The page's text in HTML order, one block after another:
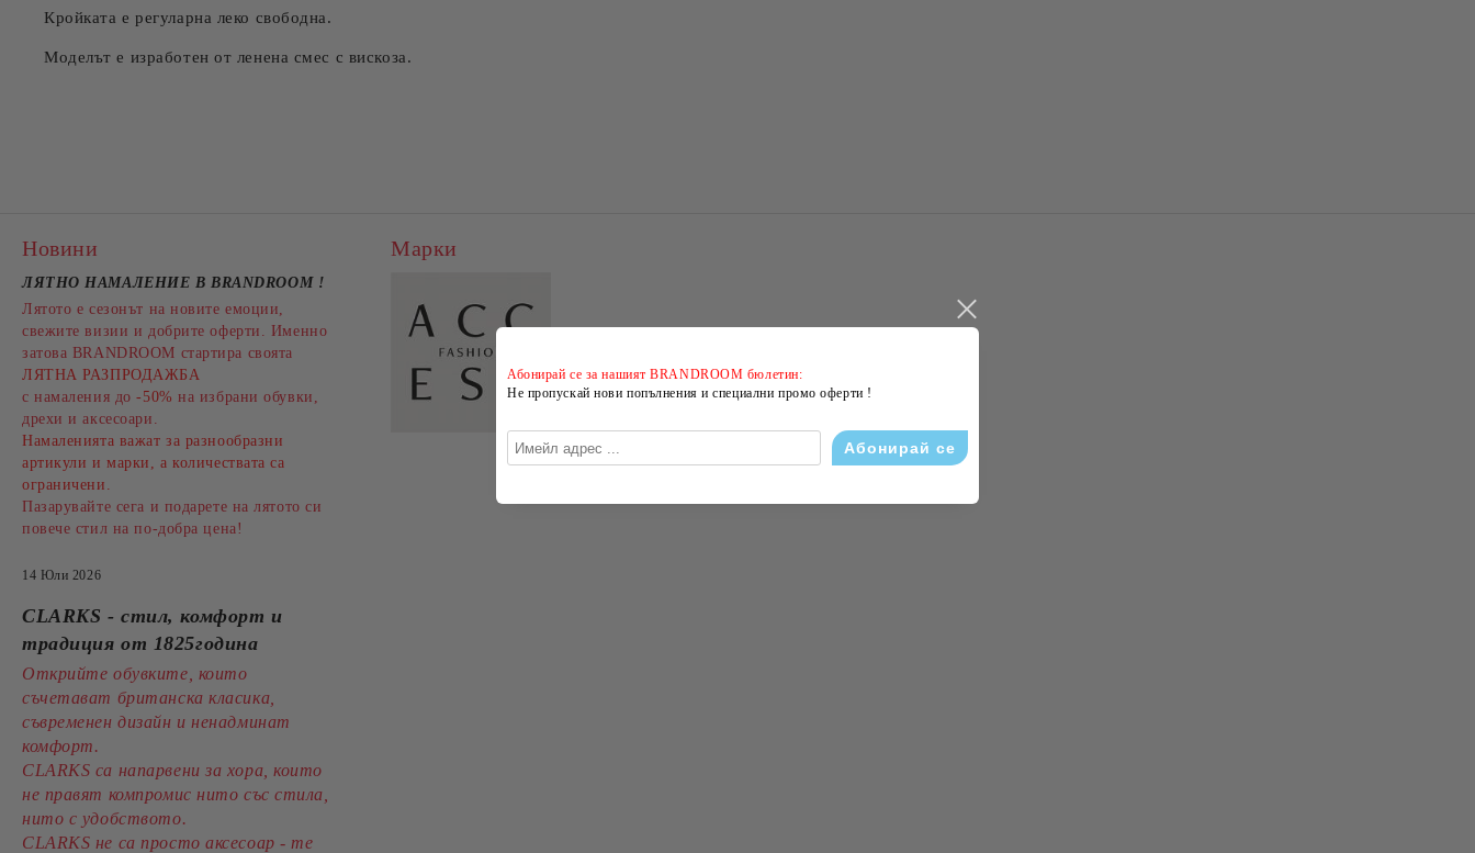
Кройката е регуларна леко свободна.
Моделът е изработен от ленена смес с вискоза.
Новини
ЛЯТНО НАМАЛЕНИЕ В BRANDROOM !
Лятото е сезонът на новите емоции,
свежите визии и добрите оферти. Именно
затова BRANDROOM стартира своята
ЛЯТНА РАЗПРОДАЖБА
с намаления до -50% на избрани обувки,
дрехи и аксесоари.
Намаленията важат за разнообразни
артикули и марки, а количествата са
ограничени.
Пазарувайте сега и подарете на лятото си
повече стил на по-добра цена!
14 Юли 2026
CLARKS - стил, комфорт и
традиция от 1825година
Открийте обувките, които
съчетават британска класика,
съвременен дизайн и ненадминат
комфорт.
CLARKS са напарвени за хора, които
не правят компромис нито със стила,
нито с удобството.
CLARKS не са просто аксесоар - те
Марки
Абонирай се за нашият BRANDROOM бюлетин:
Не пропускай нови попълнения и специални промо оферти !